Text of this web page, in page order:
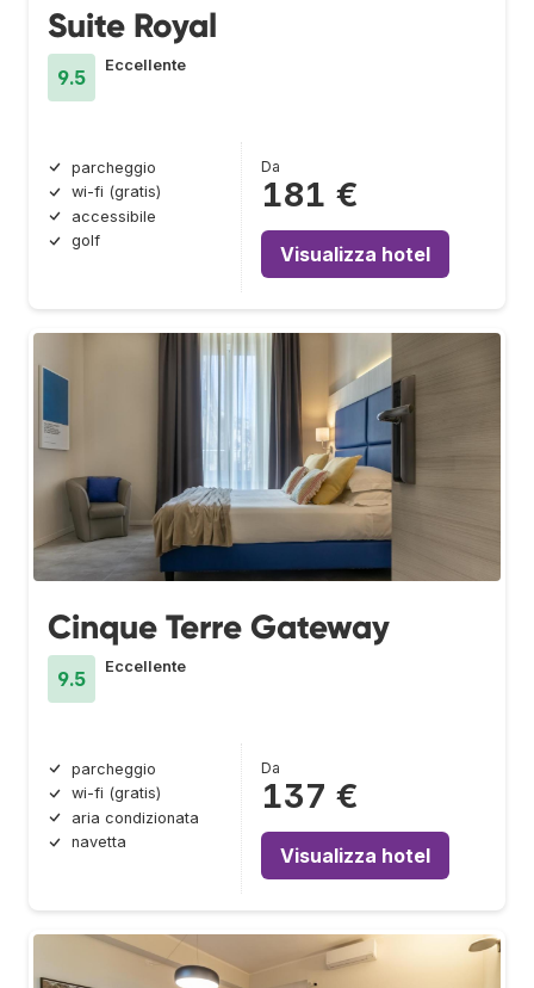
Suite Royal
9.5
Eccellente
parcheggio
wi-fi (gratis)
accessibile
golf
Da
181 €
Visualizza hotel
Cinque Terre Gateway
9.5
Eccellente
parcheggio
wi-fi (gratis)
aria condizionata
navetta
Da
137 €
Visualizza hotel